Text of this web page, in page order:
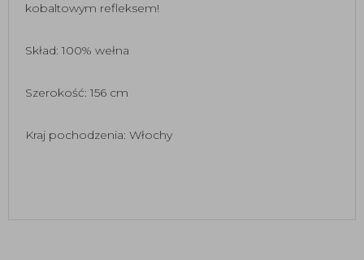
kobaltowym refleksem!
Skład: 100% wełna
Szerokość: 156 cm
Kraj pochodzenia: Włochy